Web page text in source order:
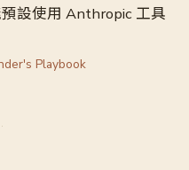
設使用 Anthropic 工具
Playbook